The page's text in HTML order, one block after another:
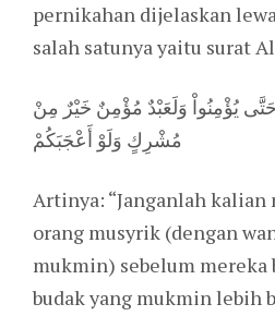
pernikahan dijelaskan
salah satunya yaitu surat
يُؤْمِنُواْ وَلَعَبْدٌ مُؤْمِنٌ خَيْرٌ مِنْ
مُشْرِكٍ وَلَوْ أَعْجَبَكُمْ
Artinya: “Janganlah
orang musyrik (dengan
mukmin) sebelum mereka
budak yang mukmin lebih